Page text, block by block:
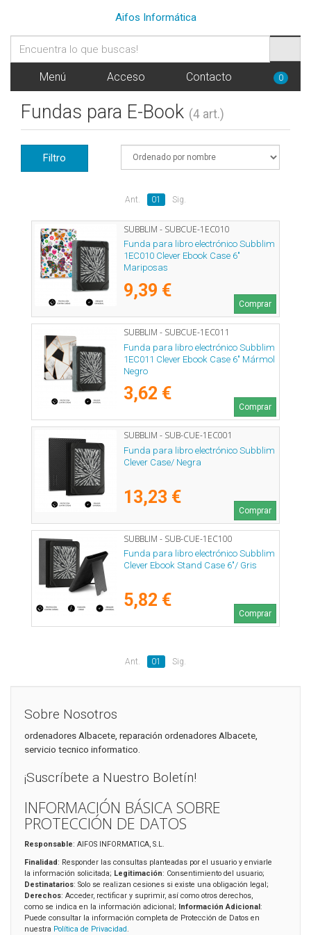
Aifos Informática
Menú Acceso Contacto 0
Fundas para E-Book (4 art.)
Filtro
Ant. 01 Sig.
SUBBLIM - SUBCUE-1EC010
Funda para libro electrónico Subblim
1EC010 Clever Ebook Case 6"
Mariposas
9,39 €
Comprar
SUBBLIM - SUBCUE-1EC011
Funda para libro electrónico Subblim
1EC011 Clever Ebook Case 6" Mármol
Negro
3,62 €
Comprar
SUBBLIM - SUB-CUE-1EC001
Funda para libro electrónico Subblim
Clever Case/ Negra
13,23 €
Comprar
SUBBLIM - SUB-CUE-1EC100
Funda para libro electrónico Subblim
Clever Ebook Stand Case 6"/ Gris
5,82 €
Comprar
Ant. 01 Sig.
Sobre Nosotros
ordenadores Albacete, reparación ordenadores Albacete,
servicio tecnico informatico.
¡Suscríbete a Nuestro Boletín!
INFORMACIÓN BÁSICA SOBRE
PROTECCIÓN DE DATOS
Responsable: AIFOS INFORMATICA, S.L.
Finalidad: Responder las consultas planteadas por el usuario y enviarle
la información solicitada; Legitimación: Consentimiento del usuario;
Destinatarios: Solo se realizan cesiones si existe una obligación legal;
Derechos: Acceder, rectificar y suprimir, así como otros derechos,
como se indica en la información adicional;
Información Adicional :
Puede consultar la información completa de Protección de Datos en
nuestra Política de Privacidad .